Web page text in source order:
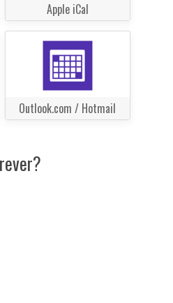
Apple iCal
Outlook.com / Hotmail